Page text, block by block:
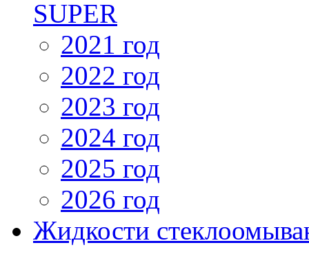
SUPER
2021 год
2022 год
2023 год
2024 год
2025 год
2026 год
Жидкости